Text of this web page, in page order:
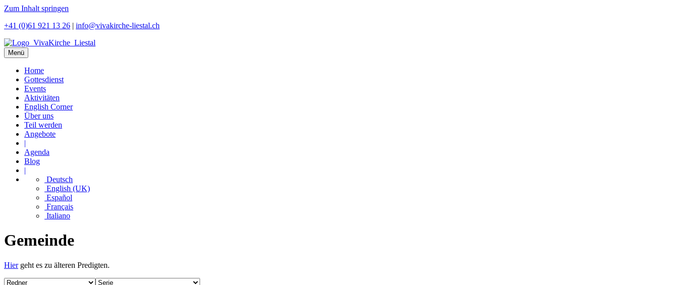
Zum Inhalt springen
+41 (0)61 921 13 26 | info@vivakirche-liestal.ch
Menü
Home
Gottesdienst
Events
Aktivitäten
English Corner
Über uns
Teil werden
Angebote
|
Agenda
Blog
|
Deutsch
English (UK)
Español
Français
Italiano
Gemeinde
Hiergeht es zu älteren Predigten.